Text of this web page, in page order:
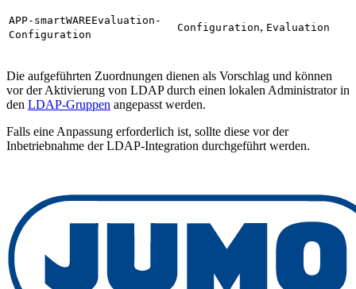
APP-smartWAREEvaluation-
Configuration
Configuration, Evaluation
Die aufgeführten Zuordnungen dienen als Vorschlag und können
vor der Aktivierung von LDAP durch einen lokalen Administrator in
den LDAP-Gruppen angepasst werden.
Falls eine Anpassung erforderlich ist, sollte diese vor der
Inbetriebnahme der LDAP‑Integration durchgeführt werden.